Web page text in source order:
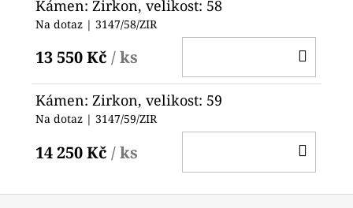
Kámen: Zirkon, velikost: 58
Na dotaz | 3147/58/ZIR
13 550 Kč / ks
Kámen: Zirkon, velikost: 59
Na dotaz | 3147/59/ZIR
14 250 Kč / ks